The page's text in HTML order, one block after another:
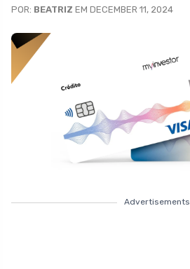
POR: BEATRIZ EM DECEMBER 11, 2024
Advertisements